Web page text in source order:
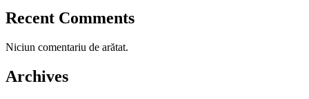
Recent Comments
Niciun comentariu de arătat.
Archives